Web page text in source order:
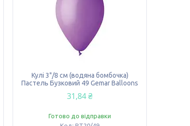
Кулі 3"/8 см (водяна бомбочка)
Пастель Бузковий 49 Gemar Balloons
31,84 ₴
Готово до відправки